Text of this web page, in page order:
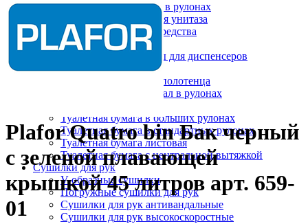
Бумажные полотенца в рулонах
Бумажные сиденья для унитаза
Дезинфицирующие средства
Жидкое мыло TORK
Картриджи и баллоны для диспенсеров
освежителя воздуха
Листовые бумажные полотенца
Протирочный материал в рулонах
Туалетная бумага в больших рулонах
Туалетная бумага в стандартных рулонах
Туалетная бумага листовая
Туалетная бумага с центральной вытяжкой
Сушилки для рук
V-образные сушилки
Погружные сушилки для рук
Сушилки для рук антивандальные
Сушилки для рук высокоскоростные
Plafor Quatro bin Бак черный
с зеленой плавающей
крышкой 45 литров арт. 659-
01